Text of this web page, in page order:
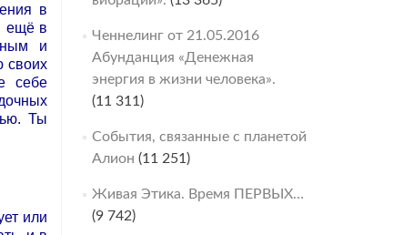
в
ещё в
и
своих
себе
Ты
или
Ченнелинг от 21.05.2016
Абунданция «Денежная
энергия в жизни человека».
(11 311)
События, связанные с планетой
Алион (11 251)
Живая Этика. Время ПЕРВЫХ…
(9 742)